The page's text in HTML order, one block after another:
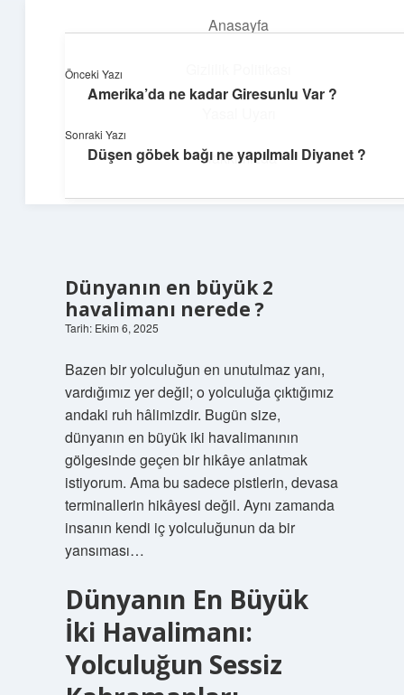
Anasayfa
Hakkımızda
Günlük yaşamdan küçük notlar ve kısa bilgiler.
Dünyanın en büyük 2
havalimanı nerede ?
Tarih: Ekim 6, 2025
Bazen bir yolculuğun en unutulmaz yanı,
vardığımız yer değil; o yolculuğa çıktığımız
andaki ruh hâlimizdir. Bugün size,
dünyanın en büyük iki havalimanının
gölgesinde geçen bir hikâye anlatmak
istiyorum. Ama bu sadece pistlerin, devasa
terminallerin hikâyesi değil. Aynı zamanda
insanın kendi iç yolculuğunun da bir
yansıması…
Dünyanın En Büyük
İki Havalimanı:
Yolculuğun Sessiz
Önceki Yazı
Amerika’da ne kadar Giresunlu Var ?
Sonraki Yazı
Düşen göbek bağı ne yapılmalı Diyanet ?